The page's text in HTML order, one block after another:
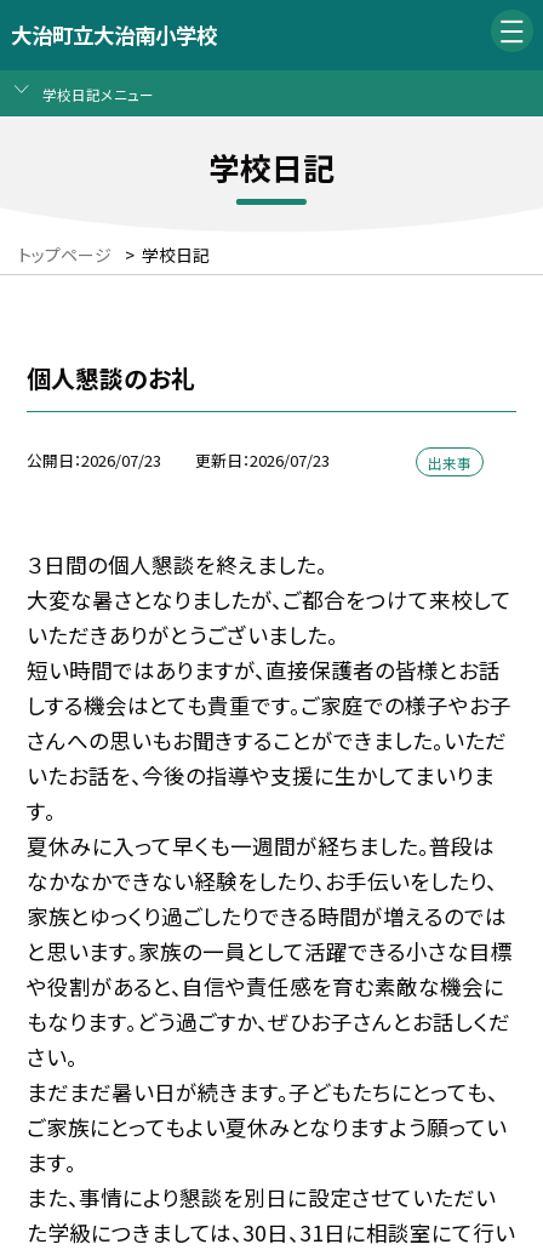
大治町立大治南小学校
学校日記メニュー
学校日記
トップページ > 学校日記
個人懇談のお礼
公開日 2026/07/23 更新日 2026/07/23 出来事
３日間の個人懇談を終えました。
大変な暑さとなりましたが、ご都合をつけて来校して
いただきありがとうございました。
短い時間ではありますが、直接保護者の皆様とお話
しする機会はとても貴重です。ご家庭での様子やお子
さんへの思いもお聞きすることができました。いただ
いたお話を、今後の指導や支援に生かしてまいりま
す。
夏休みに入って早くも一週間が経ちました。普段は
なかなかできない経験をしたり、お手伝いをしたり、
家族とゆっくり過ごしたりできる時間が増えるのでは
と思います。家族の一員として活躍できる小さな目標
や役割があると、自信や責任感を育む素敵な機会に
もなります。どう過ごすか、ぜひお子さんとお話しくだ
さい。
まだまだ暑い日が続きます。子どもたちにとっても、
ご家族にとってもよい夏休みとなりますよう願ってい
ます。
また、事情により懇談を別日に設定させていただい
た学級につきましては、30日、31日に相談室にて行い